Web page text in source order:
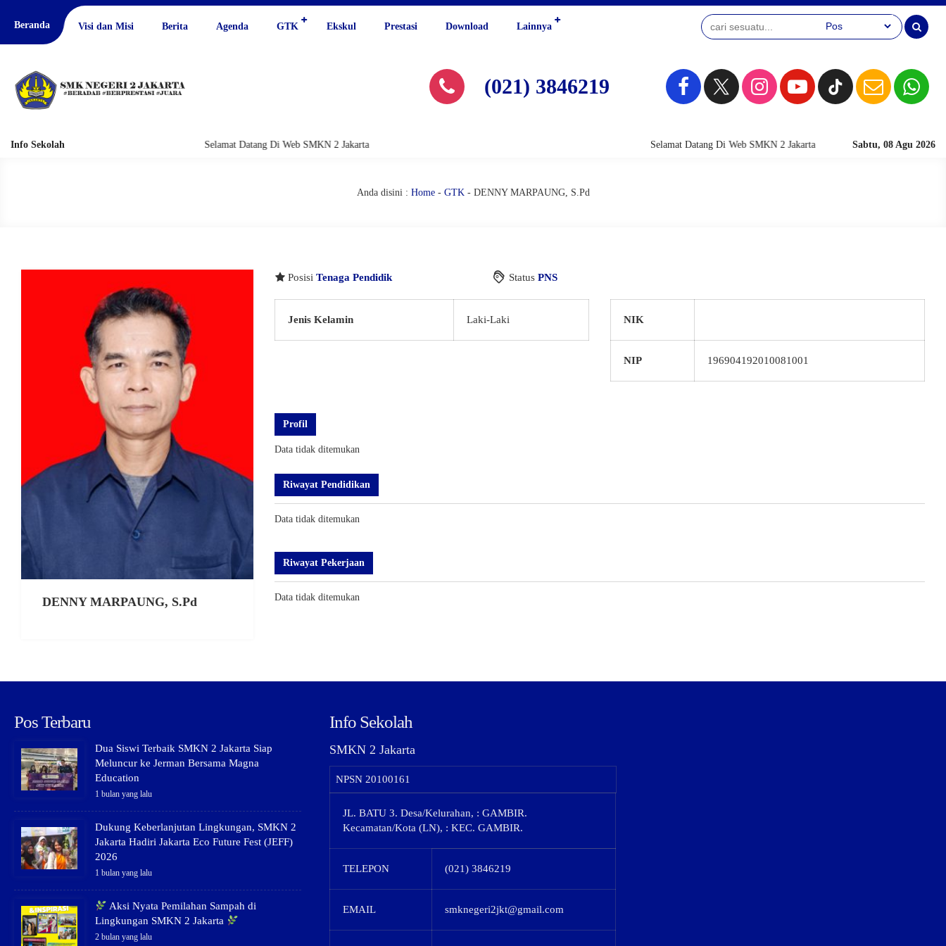
Beranda Visi dan Misi Berita Agenda GTK Ekskul Prestasi Download Lainnya
(021) 3846219
Info Sekolah Sabtu, 08 Agu 2026
Selamat Datang Di Web SMKN 2 Jakarta
Selamat Datang Di Web SMKN 2 Jakarta
Anda disini : Home- GTK- DENNY MARPAUNG, S.Pd
DENNY MARPAUNG, S.Pd
Posisi Tenaga Pendidik Status PNS
Jenis Kelamin Laki-Laki NIK
NIP 196904192010081001
Profil
Data tidak ditemukan
Riwayat Pendidikan
Data tidak ditemukan
Riwayat Pekerjaan
Data tidak ditemukan
Pos Terbaru
Dua Siswi Terbaik SMKN 2 Jakarta Siap
Meluncur ke Jerman Bersama Magna
Education
1 bulan yang lalu
Dukung Keberlanjutan Lingkungan, SMKN 2
Jakarta Hadiri Jakarta Eco Future Fest (JEFF)
2026
1 bulan yang lalu
Aksi Nyata Pemilahan Sampah di
Lingkungan SMKN 2 Jakarta
2 bulan yang lalu
Info Sekolah
SMKN 2 Jakarta
NPSN 20100161
JL. BATU 3. Desa/Kelurahan, : GAMBIR.
Kecamatan/Kota (LN), : KEC. GAMBIR.
TELEPON (021) 3846219
EMAIL smknegeri2jkt@gmail.com